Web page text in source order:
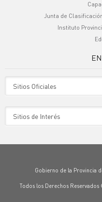
Junta de
Instituto
Gobierno de la Provincia
Todos los Derechos Reservados